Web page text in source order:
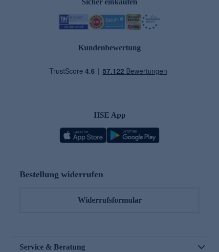
Sicher einkaufen
Kundenbewertung
HSE App
Bestellung widerrufen
Widerrufsformular
Service & Beratung